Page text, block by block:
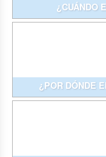
¿CUÁNDO
¿POR DÓNDE